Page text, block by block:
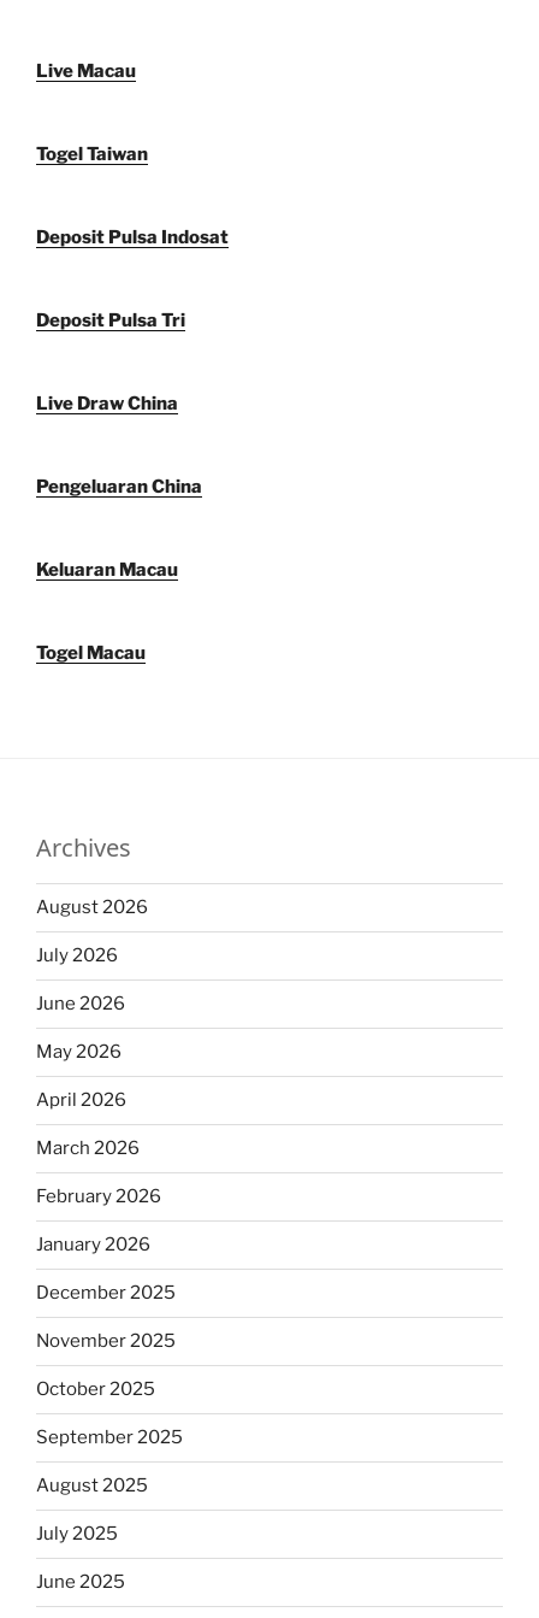
Live Macau
Togel Taiwan
Deposit Pulsa Indosat
Deposit Pulsa Tri
Live Draw China
Pengeluaran China
Keluaran Macau
Togel Macau
Archives
August 2026
July 2026
June 2026
May 2026
April 2026
March 2026
February 2026
January 2026
December 2025
November 2025
October 2025
September 2025
August 2025
July 2025
June 2025